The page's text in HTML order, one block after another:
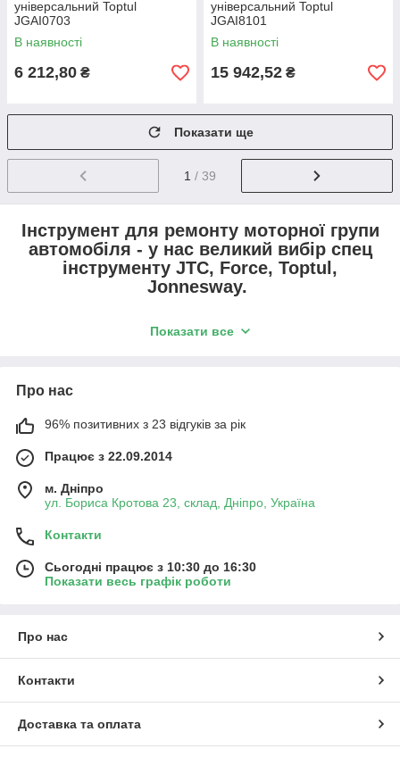
універсальний Toptul
JGAI0703
В наявності
6 212,80 ₴
універсальний Toptul
JGAI8101
В наявності
15 942,52 ₴
Показати ще
1 / 39
Інструмент для ремонту моторної групи
автомобіля - у нас великий вибір спец
інструменту JTC, Force, Toptul,
Jonnesway.
Кожен автолюбитель знає, що серце машини – це двигун.
лагодження головної частини авто повинна відбуватися із
Де знайти спец інструмент для ремонту двигуна?
Звичайно ж, у нашому інтернет-маркеті.
СТО для таких функцій:
Показати все
Про нас
96% позитивних з 23 відгуків за рік
Працює з 22.09.2014
м. Дніпро
ул. Бориса Кротова 23, склад, Дніпро, Україна
Контакти
Сьогодні працює з 10:30 до 16:30
Показати весь графік роботи
Про нас
Контакти
Доставка та оплата